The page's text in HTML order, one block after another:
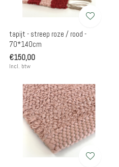
tapijt - streep roze / rood -
70*140cm
€150,00
Incl. btw